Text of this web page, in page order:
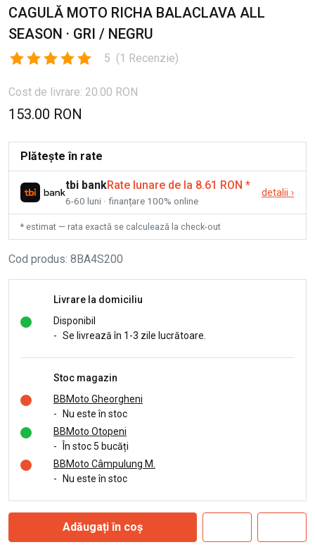
CAGULĂ MOTO RICHA BALACLAVA ALL
SEASON · GRI / NEGRU
5 (1 Recenzie)
Cost de livrare: 20.00 RON
153.00 RON
Plătește în rate
tbi bankRate lunare de la 8.61 RON *
6-60 luni · finanțare 100% online
detalii ›
* estimat — rata exactă se calculează la check-out
Cod produs: 8BA4S200
Livrare la domiciliu
Disponibil
- Se livrează în 1-3 zile lucrătoare.
Stoc magazin
BBMoto Gheorgheni
-
Nu este în stoc
BBMoto Otopeni
-
În stoc 5 bucăți
BBMoto Câmpulung M.
-
Nu este în stoc
Adăugați în coș